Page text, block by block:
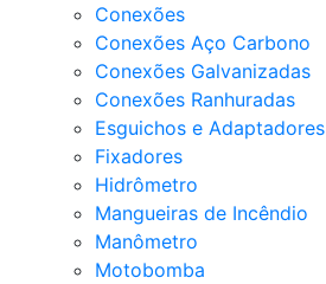
Conexões
Conexões Aço Carbono
Conexões Galvanizadas
Conexões Ranhuradas
Esguichos e Adaptadores
Fixadores
Hidrômetro
Mangueiras de Incêndio
Manômetro
Motobomba